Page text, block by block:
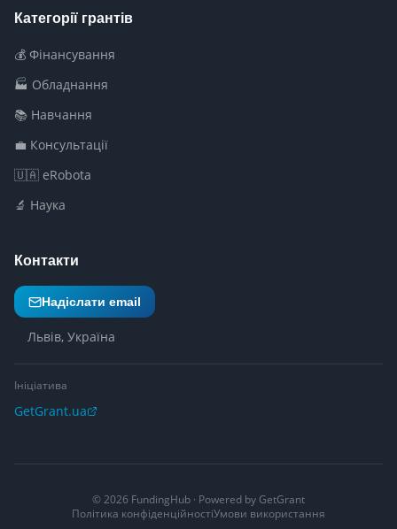
Категорії грантів
💰 Фінансування
🏭 Обладнання
📚 Навчання
💼 Консультації
🇺🇦 eRobota
🔬 Наука
Контакти
Надіслати email
Львів, Україна
Ініціатива
GetGrant.ua
©2026 FundingHub · Powered by GetGrant
Політика конфіденційностіУмови використання